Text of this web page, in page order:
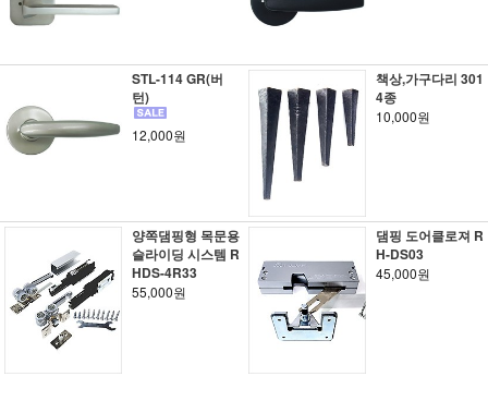
STL-114 GR(버
턴)
12,000원
책상,가구다리 301
4종
10,000원
양쪽댐핑형 목문용
슬라이딩 시스템 R
HDS-4R33
55,000원
댐핑 도어클로져 R
H-DS03
45,000원